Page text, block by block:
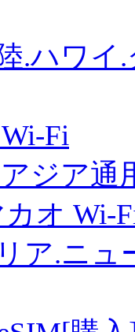
.ハワイ
Fi
ジア通
オ Wi-
ア.ニュ